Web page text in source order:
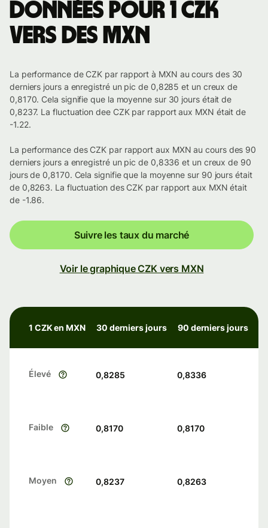
Données pour 1 CZK
vers des MXN
La performance de CZK par rapport à MXN au cours des 30
derniers jours a enregistré un pic de 0,8285 et un creux de
0,8170. Cela signifie que la moyenne sur 30 jours était de
0,8237. La fluctuation dee CZK par rapport aux MXN était de
-1.22.
La performance des CZK par rapport aux MXN au cours des 90
derniers jours a enregistré un pic de 0,8336 et un creux de 90
jours de 0,8170. Cela signifie que la moyenne sur 90 jours était
de 0,8263. La fluctuation des CZK par rapport aux MXN était
de -1.86.
Suivre les taux du marché
Voir le graphique CZK vers MXN
1 CZK en MXN 30 derniers jours 90 derniers jours
Élevé 0,8285 0,8336
Faible 0,8170 0,8170
Moyen 0,8237 0,8263